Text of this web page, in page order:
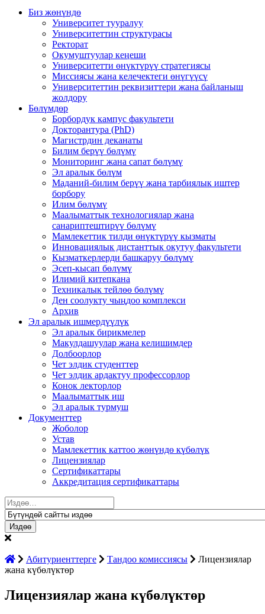
Биз жөнүндө
Университет тууралуу
Университеттин структурасы
Ректорат
Окумуштуулар кеңеши
Университетти өнүктүрүү стратегиясы
Миссиясы жана келечектеги өнүгүүсү
Университеттин реквизиттери жана байланыш
жолдору
Бөлүмдөр
Борбордук кампус факультети
Докторантура (PhD)
Магистрдин деканаты
Билим берүү бөлүмү
Мониторинг жана сапат бөлүмү
Эл аралык бөлүм
Маданий-билим берүү жана тарбиялык иштер
борбору
Илим бөлүмү
Маалыматтык технологиялар жана
санариптештирүү бөлүмү
Мамлекеттик тилди өнүктүрүү кызматы
Инновациялык дистанттык окутуу факультети
Кызматкерлерди башкаруу бөлүмү
Эсеп-кысап бөлүмү
Илимий китепкана
Техникалык тейлөө бөлүмү
Ден соолукту чыңдоо комплекси
Архив
Эл аралык ишмердүүлүк
Эл аралык бирикмелер
Макулдашуулар жана келишимдер
Долбоорлор
Чет элдик студенттер
Чет элдик ардактуу профессорлор
Конок лекторлор
Маалыматтык иш
Эл аралык турмуш
Документтер
Жоболор
Устав
Мамлекеттик каттоо жөнүндө күбөлүк
Лицензиялар
Сертификаттары
Аккредитация сертификаттары
Издөө:
Абитуриенттерге Тандоо комиссиясы
Лицензиялар
жана күбөлүктөр
Лицензиялар жана күбөлүктөр